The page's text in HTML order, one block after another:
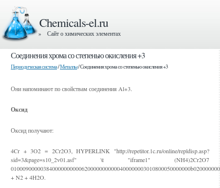
Chemicals-el.ru
» Сайт о химических элементах
Соединения хрома со степенью окисления +3
Периодическая система/Металлы/ Соединения хрома со степенью окисления +3
Они напоминают по свойствам соединения Al+3.
Оксид
Оксид получают:
4Cr + 3O2 = 2Cr2O3, HYPERLINK "http://repetitor.1c.ru/online/repldisp.asp?
sid=3&page=s10_2v01.asf" \t "iframe1" (NH4)2Cr2O7
+ N2­ + 4H2O­.